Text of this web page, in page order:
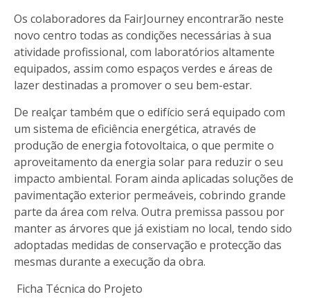
Os colaboradores da FairJourney encontrarão neste
novo centro todas as condições necessárias à sua
atividade profissional, com laboratórios altamente
equipados, assim como espaços verdes e áreas de
lazer destinadas a promover o seu bem-estar.
De realçar também que o edifício será equipado com
um sistema de eficiência energética, através de
produção de energia fotovoltaica, o que permite o
aproveitamento da energia solar para reduzir o seu
impacto ambiental. Foram ainda aplicadas soluções de
pavimentação exterior permeáveis, cobrindo grande
parte da área com relva. Outra premissa passou por
manter as árvores que já existiam no local, tendo sido
adoptadas medidas de conservação e protecção das
mesmas durante a execução da obra.
Ficha Técnica do Projeto